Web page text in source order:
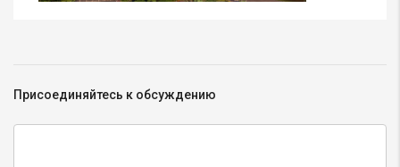
Присоединяйтесь к обсуждению